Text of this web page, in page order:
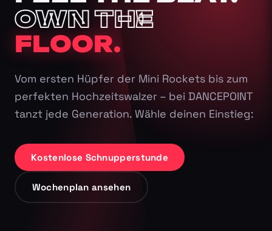
OWN THE
FLOOR.
Vom ersten Hüpfer der Mini Rockets bis zum
perfekten Hochzeitswalzer – bei DANCEPOINT
tanzt jede Generation. Wähle deinen Einstieg:
Kostenlose Schnupperstunde
Wochenplan ansehen